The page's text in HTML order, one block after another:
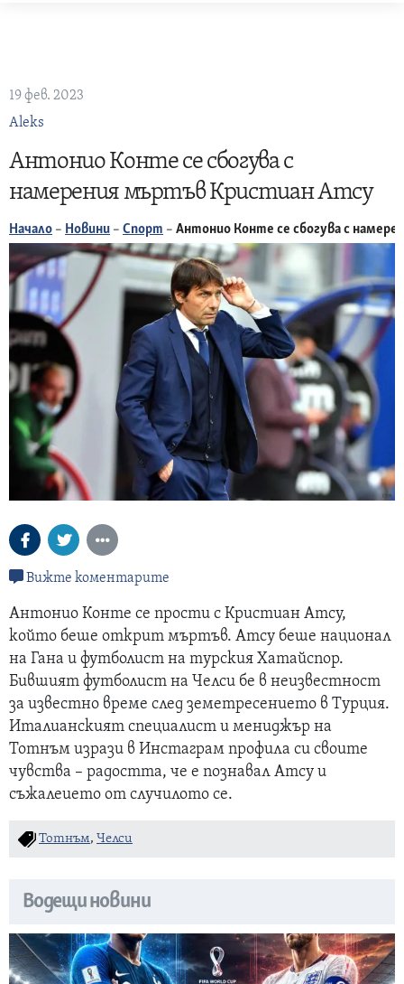
19 фев. 2023
Aleks
Антонио Конте се сбогува с
намерения мъртъв Кристиан Атсу
Начало – Новини – Спорт – Антонио Конте се сбогува с
Вижте коментарите
Антонио Конте се прости с Кристиан Атсу,
който беше открит мъртъв. Атсу беше национал
на Гана и футболист на турския Хатайспор.
Бившият футболист на Челси бе в неизвестност
за известно време след земетресението в Турция.
Италианският специалист и мениджър на
Тотнъм изрази в Инстаграм профила си своите
чувства – радостта, че е познавал Атсу и
съжалеието от случилото се.
Тотнъм, Челси
Водещи новини